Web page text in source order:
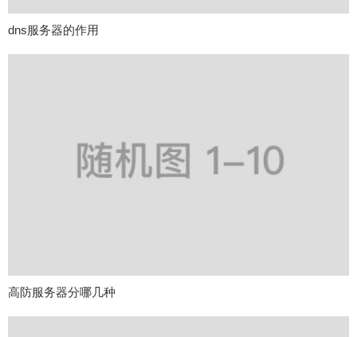
dns服务器的作用
高防服务器分哪几种